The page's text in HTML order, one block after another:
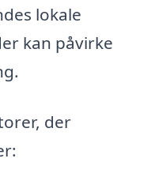
lokale
kan påvirke
der